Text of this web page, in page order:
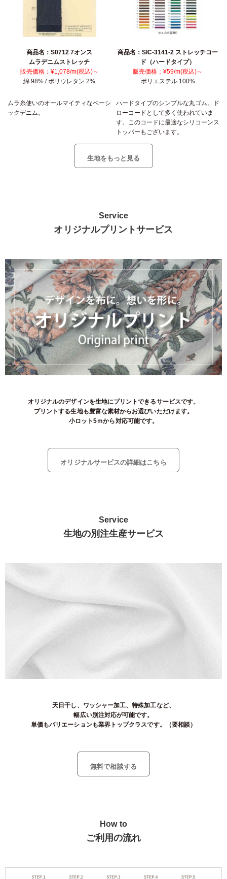
商品名：S0712 7オンス
ムラデニムストレッチ
販売価格：¥1,078/m(税込)～
綿 98% / ポリウレタン 2%
ムラ糸使いのオールマイティなベーシ
ックデニム。
商品名：SIC-3141-2 ストレッチコー
ド（ハードタイプ）
販売価格：¥59/m(税込)～
ポリエステル 100%
ハードタイプのシンプルな丸ゴム。ド
ローコードとして多く使われていま
す。このコードに最適なシリコーンス
トッパーもございます。
生地をもっと見る
Service
オリジナルプリントサービス
オリジナルのデザインを生地にプリントできるサービスです。
プリントする生地も豊富な素材からお選びいただけます。
小ロット5ｍから対応可能です。
オリジナルサービスの詳細はこちら
Service
生地の別注生産サービス
天日干し、ワッシャー加工、特殊加工など、
幅広い別注対応が可能です。
単価もバリエーションも業界トップクラスです。（要相談）
無料で相談する
How to
ご利用の流れ